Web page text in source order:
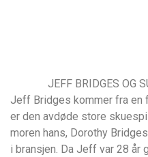
JEFF BRIDGES OG
Jeff Bridges kommer fra en
er den avdøde store
moren hans, Dorothy
i bransjen. Da Jeff var 28 år